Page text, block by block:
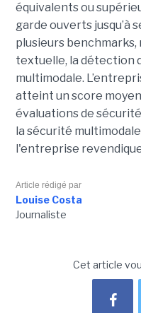
équivalents ou
garde ouverts jusqu’à
plusieurs
textuelle, la détection
multimodale.
atteint un score
évaluations de
la sécurité
l'entreprise
Article rédigé par
Louise Costa
Journaliste
Cet article